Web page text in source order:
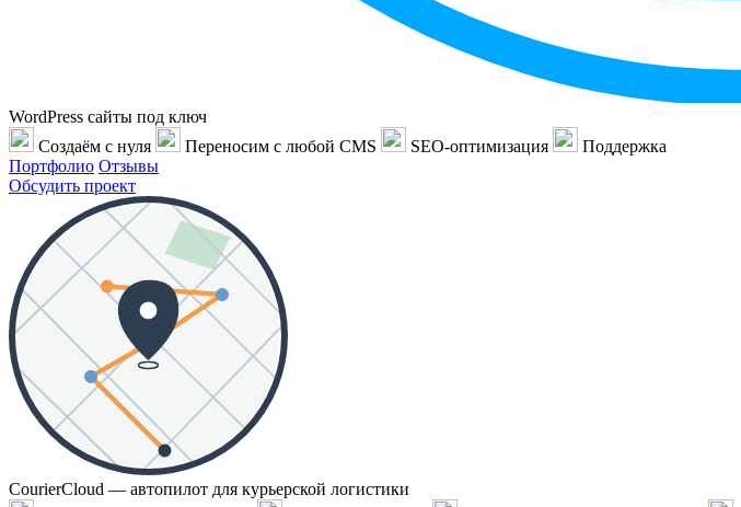
WordPress сайты под ключ
Создаём с нуля
Переносим с любой CMS SEO-оптимизация
Поддержка
Портфолио Отзывы
Обсудить проект
CourierCloud — автопилот для курьерской логистики